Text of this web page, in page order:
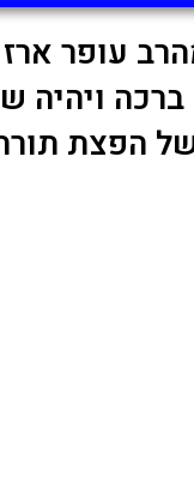
עופר
ויהיה
הפצת